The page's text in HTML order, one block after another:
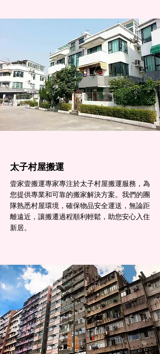
太子村屋搬運
壹家壹搬運專家專注於太子村屋搬運服務，為
您提供專業和可靠的搬家解決方案。我們的團
隊熟悉村屋環境，確保物品安全運送，無論距
離遠近，讓搬遷過程順利輕鬆，助您安心入住
新居。